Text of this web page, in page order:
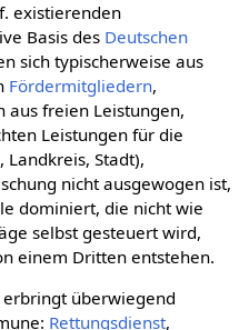
existierenden
Basis des Deut­schen
sich typischerweise aus
Fördermitgliedern,
aus freien Leistungen,
Leistungen für die
Stadt),
nicht ausgewogen ist,
dominiert, die nicht wie
selbst gesteuert wird,
einem Dritten entstehen.
überwiegend
Rettungsdienst,